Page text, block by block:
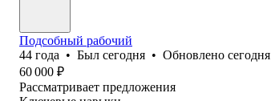
Подсобный рабочий
44 года • Был сегодня • Обновлено сегодня
60 000 ₽
Рассматривает предложения